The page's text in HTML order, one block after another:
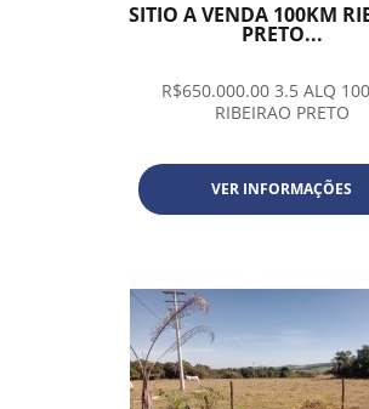
SITIO A VENDA 100KM
PRETO...
R$650.000.00 3.5 ALQ
RIBEIRAO PRETO
VER INFORMAÇÕES